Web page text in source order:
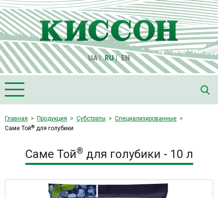
UA RU EN
Главная
О компании "Киссон"
Продукция
Семена
Культуры
Главная Продукция Субстраты
Специализированные
Саме Той® для голубики
Саме Той® для голубики - 10 л